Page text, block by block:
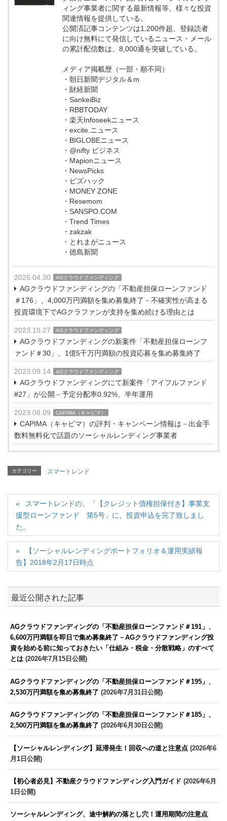
ィング事業者に関する最新情報等、様々な投資
関連情報を提供している。
公開済記事コンテンツは1,200件超、登録読者
に向け無料にて発信しているニュース・メール
の累計配信数は、8,000通を突破している。
メディア掲載歴（一部・順不同）
・朝日新聞デジタル＆m
・財経新聞
・SankeiBiz
・RBBTODAY
・楽天Infoseekニュース
・excite.ニュース
・BIGLOBEニュース
・@nifty ビジネス
・Mapionニュース
・NewsPicks
・ビズハック
・MONEY ZONE
・Resemom
・SANSPO.COM
・Trend Times
・zakzak
・とれまがニュース
・徳島新聞
2026.04.30 AGクラウドファンディング
AGクラウドファンディングの「不動産担保ローンファンド
＃176」、4,000万円満額を集め募集終了－不確実性が高まる
投資環境下でAGクラファンが支持を集め続ける理由とは
2023.10.27 AGクラウドファンディング
AGクラウドファンディングの新案件「不動産担保ローンフ
ァンド＃30」、1億5千万円満額の投資応募を集め募集終了
2023.09.14 AGクラウドファンディング
AGクラウドファンディングにて新案件「アイフルファンド
#27」が公開－予定分配率0.92%、半年運用
2023.08.09 CAPIMA（キャピマ）
CAPIMA（キャピマ）の評判・キャンペーン情報は－出金手
数料無料化で話題のソーシャルレンディング事業者
カテゴリー スマートレンド
スマートレンドの、「【クレジット債権担保付き】事業支
援型ローンファンド 第5号」に、投資申込を完了致しまし
た。
【ソーシャルレンディングポートフォリオ＆運用実績報
告】2018年2月17日時点
最近公開された記事
AGクラウドファンディングの「不動産担保ローンファンド＃191」、
6,600万円満額を即日で集め募集終了－AGクラウドファンディング投
資を始める前に知っておきたい「仕組み・税金・分散戦略」のすべて
とは (2026年7月15日公開)
AGクラウドファンディングの「不動産担保ローンファンド＃195」、
2,530万円満額を集め募集終了 (2026年7月31日公開)
AGクラウドファンディングの「不動産担保ローンファンド＃185」、
2,500万円満額を集め募集終了 (2026年6月30日公開)
【ソーシャルレンディング】延滞発生！回収への道と注意点 (2026年6
月1日公開)
【初心者必見】不動産クラウドファンディング入門ガイド (2026年6月
1日公開)
ソーシャルレンディング、途中解約の落とし穴！運用期間の注意点